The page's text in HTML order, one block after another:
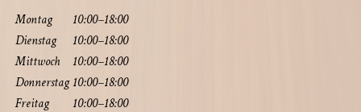
Mon­tag
10:00–18:00
Diens­tag
10:00–18:00
Mitt­woch
10:00–18:00
Don­ners­tag 10:00–18:00
Frei­tag
10:00–18:00